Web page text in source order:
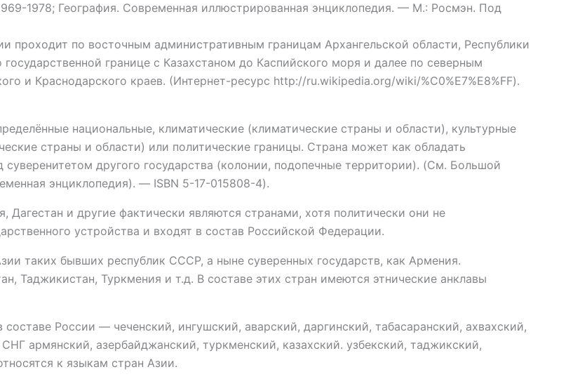
1978; География. Современная иллюстрированная энциклопедия. — М.: Росмэн. Под
проходит по восточным административным границам Архангельской области, Республики
границе с Казахстаном до Каспийского моря и далее по северным
и Краснодарского краев. (Интернет-ресурс http://ru.wikipedia.org/wiki/%C0%E7%E8%FF).
национальные, климатические (климатические страны и области), культурные
страны и области) или политические границы. Страна может как обладать
суверенитетом другого государства (колонии, подопечные территории). (См. Большой
энциклопедия). — ISBN 5-17-015808-4).
Дагестан и другие фактически являются странами, хотя политически они не
устройства и входят в состав Российской Федерации.
таких бывших республик СССР, а ныне суверенных государств, как Армения.
Таджикистан, Туркмения и т.д. В составе этих стран имеются этнические анклавы
России — чеченский, ингушский, аварский, даргинский, табасаранский, ахвахский,
армянский, азербайджанский, туркменский, казахский. узбекский, таджикский,
к языкам стран Азии.